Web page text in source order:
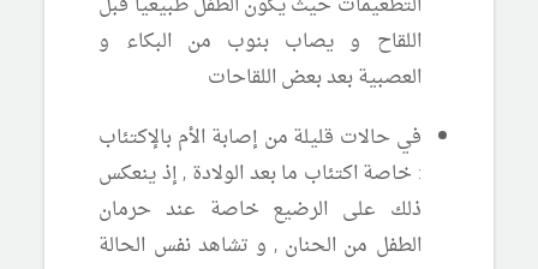
اللقاح و يصاب بنوب من البكاء و
العصبية بعد بعض اللقاحات
في حالات قليلة من إصابة الأم بالإكتئاب
: خاصة اكتئاب ما بعد الولادة , إذ ينعكس
ذلك على الرضيع خاصة عند حرمان
الطفل من الحنان , و تشاهد نفس الحالة